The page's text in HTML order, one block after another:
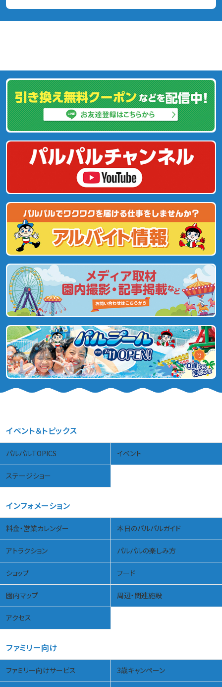
イベント＆トピックス
パルパルTOPICS イベント
ステージショー
インフォメーション
料金・営業カレンダー 本日のパルパルガイド
アトラクション パルパルの楽しみ方
ショップ フード
園内マップ 周辺・関連施設
アクセス
ファミリー向け
ファミリー向けサービス 3歳キャンペーン